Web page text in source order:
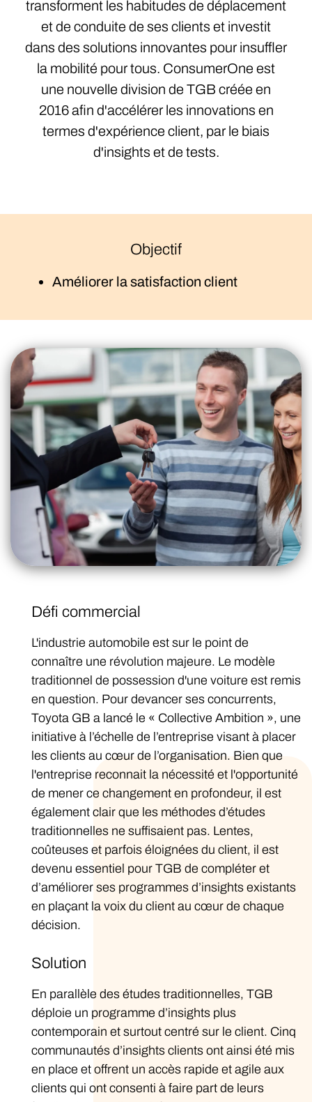
transforment les habitudes de déplacement
et de conduite de ses clients et investit
dans des solutions innovantes pour insuffler
la mobilité pour tous. ConsumerOne est
une nouvelle division de TGB créée en
2016 afin d'accélérer les innovations en
termes d'expérience client, par le biais
d'insights et de tests.
Objectif
Améliorer la satisfaction client
Défi commercial
L'industrie automobile est sur le point de
connaître une révolution majeure. Le modèle
traditionnel de possession d'une voiture est remis
en question. Pour devancer ses concurrents,
Toyota GB a lancé le « Collective Ambition », une
initiative à l’échelle de l’entreprise visant à placer
les clients au cœur de l’organisation. Bien que
l'entreprise reconnait la nécessité et l'opportunité
de mener ce changement en profondeur, il est
également clair que les méthodes d’études
traditionnelles ne suffisaient pas. Lentes,
coûteuses et parfois éloignées du client, il est
devenu essentiel pour TGB de compléter et
d’améliorer ses programmes d’insights existants
en plaçant la voix du client au cœur de chaque
décision.
Solution
En parallèle des études traditionnelles, TGB
déploie un programme d’insights plus
contemporain et surtout centré sur le client. Cinq
communautés d’insights clients ont ainsi été mis
en place et offrent un accès rapide et agile aux
clients qui ont consenti à faire part de leurs